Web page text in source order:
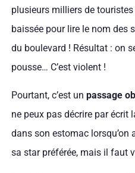
plusieurs milliers de
baissée pour lire le nom des
du boulevard ! Résultat : on
pousse… C’est violent !
Pourtant, c’est un passage
ne peux pas décrire par écrit
dans son estomac lorsqu’on
sa star préférée, mais il faut